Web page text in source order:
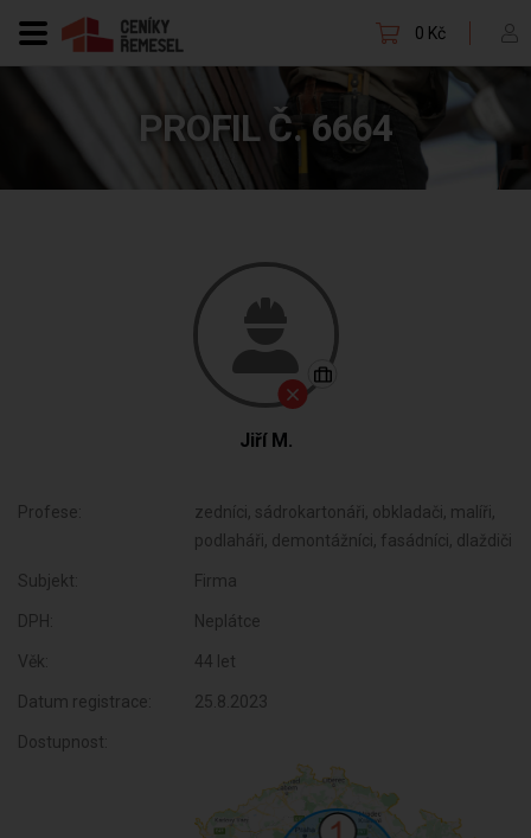
0 Kč
PROFIL Č. 6664
Jiří M.
Profese:
zedníci, sádrokartonáři, obkladači, malíři,
podlaháři, demontážníci, fasádníci, dlaždiči
Subjekt: Firma
DPH: Neplátce
Věk: 44 let
Datum registrace: 25.8.2023
Dostupnost: